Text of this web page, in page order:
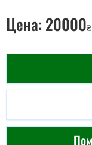
Цена: 20000₴